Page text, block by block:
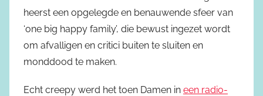
heerst een opgelegde en benauwende sfeer van
‘one big happy family’, die bewust ingezet wordt
om afvalligen en critici buiten te sluiten en
monddood te maken.
Echt creepy werd het toen Damen in een radio-